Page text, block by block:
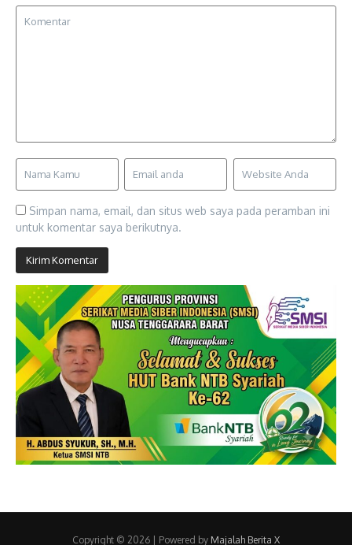
Simpan nama, email, dan situs web saya pada peramban ini
untuk komentar saya berikutnya.
Copyright © 2026 | Powered by Majalah Berita X